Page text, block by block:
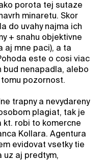
porota tej sutaze
minaretu. Skor
do uvahy najma ich
+ snahu objektivne
aj mne paci), a ta
este o cosi viac
bud nenapadla, alebo
pozornost.
trapny a nevydareny
plagiat, tak je
kt. robi to komercne
Kollara. Agentura
evidovat vsetky tie
uz aj predtym,